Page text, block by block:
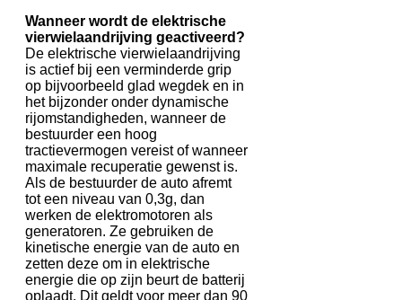
Wanneer wordt de elektrische
vierwielaandrijving geactiveerd?
De elektrische vierwielaandrijving
is actief bij een verminderde grip
op bijvoorbeeld glad wegdek en in
het bijzonder onder dynamische
rijomstandigheden, wanneer de
bestuurder een hoog
tractievermogen vereist of wanneer
maximale recuperatie gewenst is.
Als de bestuurder de auto afremt
tot een niveau van 0,3g, dan
werken de elektromotoren als
generatoren. Ze gebruiken de
kinetische energie van de auto en
zetten deze om in elektrische
energie die op zijn beurt de batterij
oplaadt. Dit geldt voor meer dan 90